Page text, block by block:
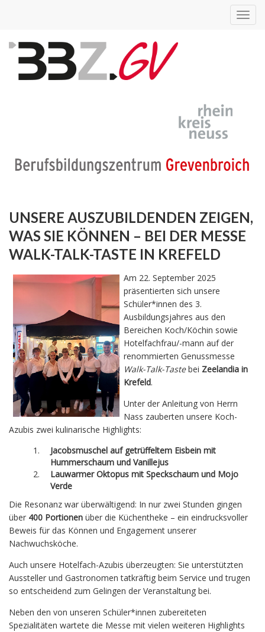
UNSERE AUSZUBILDENDEN ZEIGEN,
WAS SIE KÖNNEN – BEI DER MESSE
WALK-TALK-TASTE IN KREFELD
Am 22. September 2025
präsentierten sich unsere
Schüler*innen des 3.
Ausbildungsjahres aus den
Bereichen Koch/Köchin sowie
Hotelfachfrau/-mann auf der
renommierten Genussmesse
Walk-Talk-Tastebei Zeelandia in
Krefeld.
Unter der Anleitung von Herrn
Nass zauberten unsere Koch-
Azubis zwei kulinarische Highlights:
Jacobsmuschel auf getrüffeltem Eisbein mit
Hummerschaum und Vanillejus
Lauwarmer Oktopus mit Speckschaum und Mojo
Verde
Die Resonanz war überwältigend: In nur zwei Stunden gingen
über 400 Portionen über die Küchentheke – ein eindrucksvoller
Beweis für das Können und Engagement unserer
Nachwuchsköche.
Auch unsere Hotelfach-Azubis überzeugten: Sie unterstützten
Aussteller und Gastronomen tatkräftig beim Service und trugen
so entscheidend zum Gelingen der Veranstaltung bei.
Neben den von unseren Schüler*innen zubereiteten
Spezialitäten wartete die Messe mit vielen weiteren Highlights